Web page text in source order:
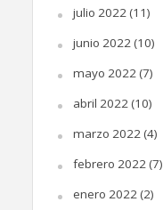
julio 2022(11)
junio 2022(10)
mayo 2022(7)
abril 2022(10)
marzo 2022(4)
febrero 2022(7)
enero 2022(2)